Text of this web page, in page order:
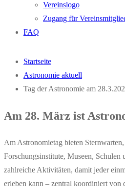
Vereinslogo
Zugang für
FAQ
Startseite
Astronomie aktuell
Tag der Astronomie am
Am 28. März ist
Am Astronomietag bieten
Forschungsinstitute, Museen, Schulen
zahlreiche Aktivitäten, damit jeder
erleben kann – zentral koordiniert von